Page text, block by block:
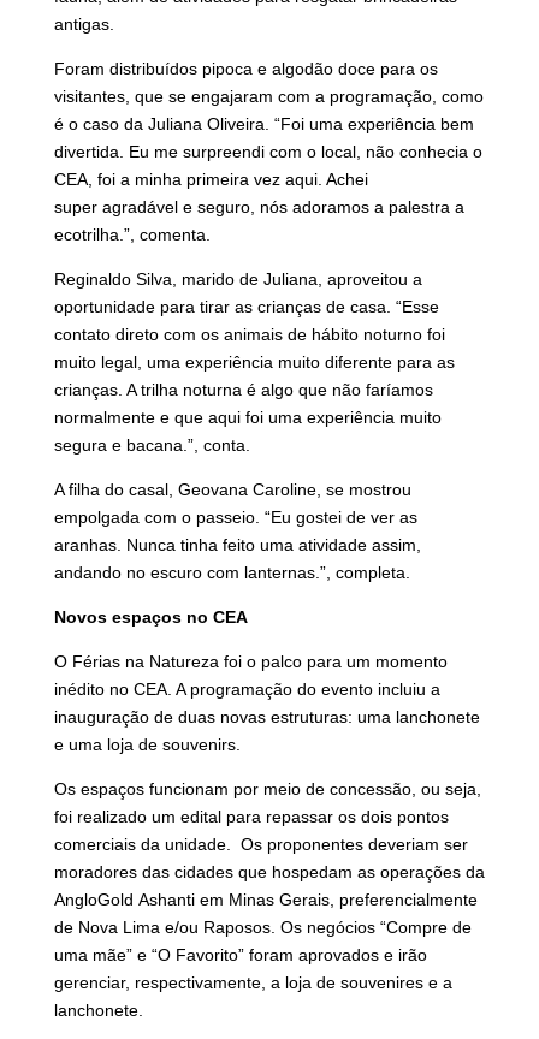
antigas.
Foram distribuídos pipoca e algodão doce para os
visitantes, que se engajaram com a programação, como
é o caso da Juliana Oliveira. “Foi uma experiência bem
divertida. Eu me surpreendi com o local, não conhecia o
CEA, foi a minha primeira vez aqui. Achei
super agradável e seguro, nós adoramos a palestra a
ecotrilha.”, comenta.
Reginaldo Silva, marido de Juliana, aproveitou a
oportunidade para tirar as crianças de casa. “Esse
contato direto com os animais de hábito noturno foi
muito legal, uma experiência muito diferente para as
crianças. A trilha noturna é algo que não faríamos
normalmente e que aqui foi uma experiência muito
segura e bacana.”, conta.
A filha do casal, Geovana Caroline, se mostrou
empolgada com o passeio. “Eu gostei de ver as
aranhas. Nunca tinha feito uma atividade assim,
andando no escuro com lanternas.”, completa.
Novos espaços no CEA
O Férias na Natureza foi o palco para um momento
inédito no CEA. A programação do evento incluiu a
inauguração de duas novas estruturas: uma lanchonete
e uma loja de souvenirs.
Os espaços funcionam por meio de concessão, ou seja,
foi realizado um edital para repassar os dois pontos
comerciais da unidade. Os proponentes deveriam ser
moradores das cidades que hospedam as operações da
AngloGold Ashanti em Minas Gerais, preferencialmente
de Nova Lima e/ou Raposos. Os negócios “Compre de
uma mãe” e “O Favorito” foram aprovados e irão
gerenciar, respectivamente, a loja de souvenires e a
lanchonete.